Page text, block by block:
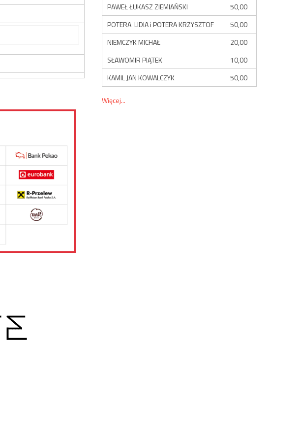
PAWEŁ ŁUKASZ ZIEMIAŃSKI
50,00
POTERA LIDIA i POTERA KRZYSZTOF
50,00
NIEMCZYK MICHAŁ
20,00
SŁAWOMIR PIĄTEK
10,00
KAMIL JAN KOWALCZYK
50,00
Więcej...